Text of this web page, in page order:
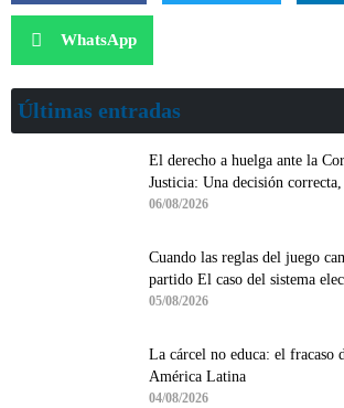
WhatsApp
Últimas entradas
El derecho a huelga ante la
Justicia: Una decisión
06/08/2026
Cuando las reglas del juego
partido El caso del sistema
05/08/2026
La cárcel no educa: el fracaso
América Latina
04/08/2026